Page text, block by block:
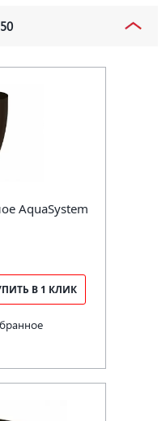
AquaSystem
В 1 КЛИК